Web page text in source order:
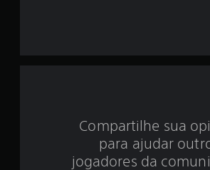
Compartilhe sua
para ajudar
jogadores da